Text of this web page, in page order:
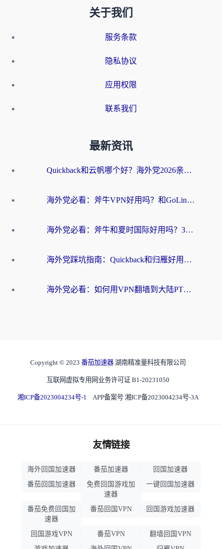
关于我们
服务条款
隐私协议
应用权限
联系我们
最新资讯
Quickback和云帆哪个好？海外党2026亲测指南：选对加速器大陆工具，无缝刷国内剧玩国服
海外党必看：斧牛VPN好用吗？和GoLinkVPN对比哪个回国效果更好？
海外党必看：斧牛和夏时国际好用吗？3步选对回国加速器，无缝刷国内资源
海外党踩坑指南：Quickback和归雁好用吗？选对加速器才能无缝刷国内资源
海外党必看：如何用VPN翻墙到大陆PTT？一篇解决你所有回国加速痛点
Copyright © 2023 番茄加速器 湖南精准量科技有限公司
互联网虚拟专用网业务许可证 B1-20231050
湘ICP备2023004234号-1 APP备案号 湘ICP备2023004234号-3A
友情链接
海外回国加速器 番茄加速器
回国加速器
番茄回国加速器
免费回国游戏加
速器
一键回国加速器
番茄免费回国加
速器
番茄回国VPN 回国游戏加速器
回国游戏VPN 番茄VPN
翻墙回国VPN